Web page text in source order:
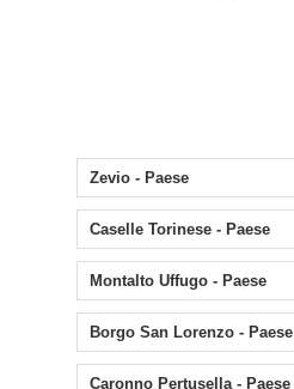
Zevio - Paese
Caselle Torinese - Paese
Montalto Uffugo - Paese
Borgo San Lorenzo - Paese
Caronno Pertusella - Paese